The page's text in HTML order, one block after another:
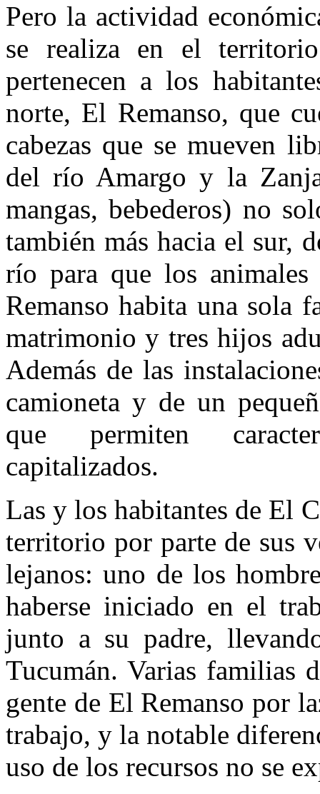
Pero la actividad
se realiza en el
pertenecen a los
norte, El Remanso, que
cabezas que se mueven
del río Amargo y la
mangas, bebederos) no
también más hacia el sur,
río para que los
Remanso habita una sola
matrimonio y tres hijos
Además de las
camioneta y de un
que permiten
capitalizados.
Las y los habitantes de El
territorio por parte de sus
lejanos: uno de los
haberse iniciado en el
junto a su padre,
Tucumán. Varias familias
gente de El Remanso por
trabajo, y la notable
uso de los recursos no se